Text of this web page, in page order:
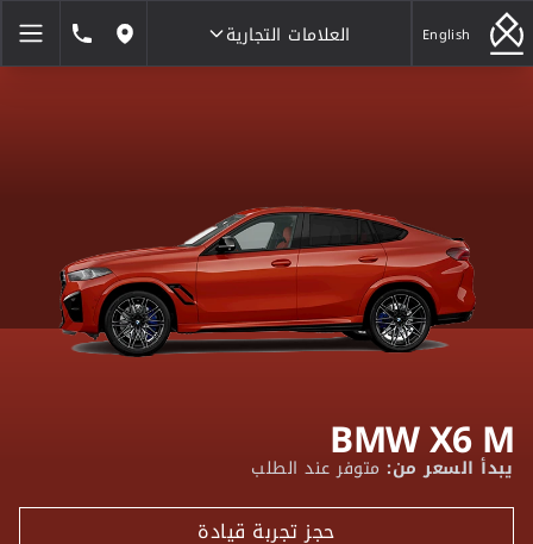
English
العلامات التجارية
مواقعنا
BMW X6 M
يبدأ السعر من:متوفر عند الطلب
حجز تجربة قيادة